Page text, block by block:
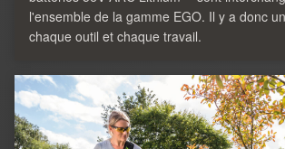
l'ensemble de la gamme EGO. Il y a donc
chaque outil et chaque travail.